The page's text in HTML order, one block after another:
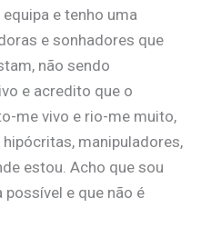
e tenho uma
e sonhadores que
não sendo
e acredito que o
me vivo e ​rio-me muito,
manipuladores,
estou. Acho que sou
e que não é